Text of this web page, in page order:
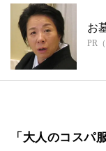
お
PR
「大人のコスパ